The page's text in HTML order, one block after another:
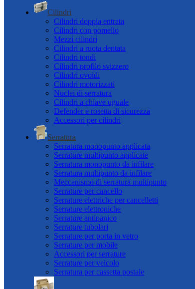
Cilindri
Cilindri doppia entrata
Cilindri con pomello
Mezzi cilindri
Cilindri a ruota dentata
Cilindri tondi
Cilindri profilo svizzero
Cilindri ovoidi
Cilindri motorizzati
Nuclei di serratura
Cilindri a chiave uguale
Defender e rosetta di sicurezza
Accessori per cilindri
Serratura
Serratura monopunto applicata
Serrature multipunto applicate
Serratura monopunto da infilare
Serratura multipunto da infilare
Meccanismo di serratura multipunto
Serrature per cancello
Serrature elettriche per cancelletti
Serrature elettroniche
Serrature antipanico
Serrature tubolari
Serrature per porta in vetro
Serrature per mobile
Accessori per serrature
Serrature per veicolo
Serratura per cassetta postale